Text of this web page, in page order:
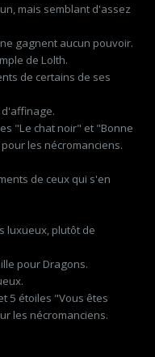
mais semblant d'assez
gagnent aucun pouvoir.
de Lolth.
de certains de ses
"Le chat noir" et "Bonne
les nécromanciens.
de ceux qui s'en
luxueux, plutôt de
pour Dragons.
5 étoiles "Vous êtes
les nécromanciens.